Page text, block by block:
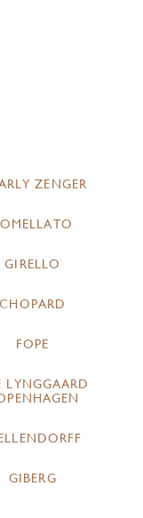
ZENGER
GIRELLO
CHOPARD
FOPE
LYNGGAARD
GIBERG